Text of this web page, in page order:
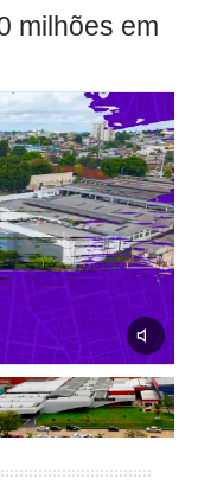
milhões em